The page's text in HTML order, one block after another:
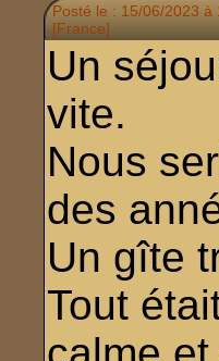
Posté le : 15/06/2023 à
[France]
Un
vite.
Nous
des
Un gîte
Tout